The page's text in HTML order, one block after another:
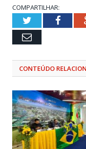
COMPARTILHAR:
Twitter
Email
CONTEÚDO